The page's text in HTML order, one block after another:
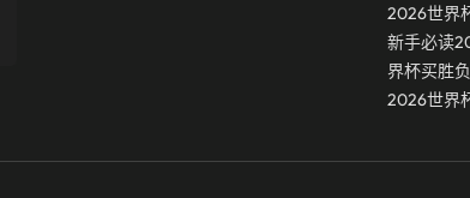
2026世界
新手必读
界杯买胜
2026世界